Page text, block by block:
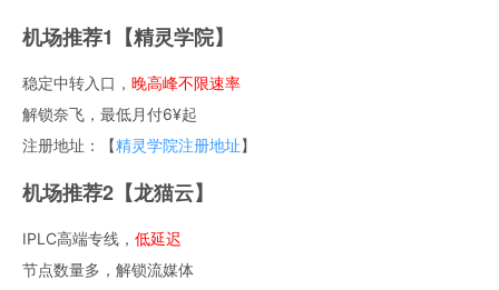
机场推荐1【精灵学院】
稳定中转入口， 晚高峰不限速率
解锁奈飞，最低月付6¥起
注册地址：【精灵学院注册地址】
机场推荐2【龙猫云】
IPLC高端专线， 低延迟
节点数量多，解锁流媒体